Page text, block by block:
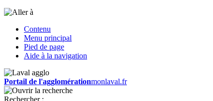
Contenu
Menu principal
Pied de page
Aide à la navigation
Portail de l'agglomérationmonlaval.fr
Rechercher :